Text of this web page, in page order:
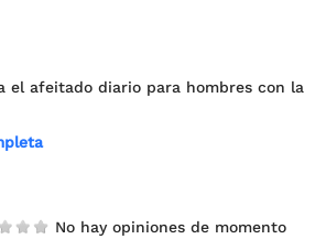
el afeitado diario para hombres con la
No hay opiniones de momento